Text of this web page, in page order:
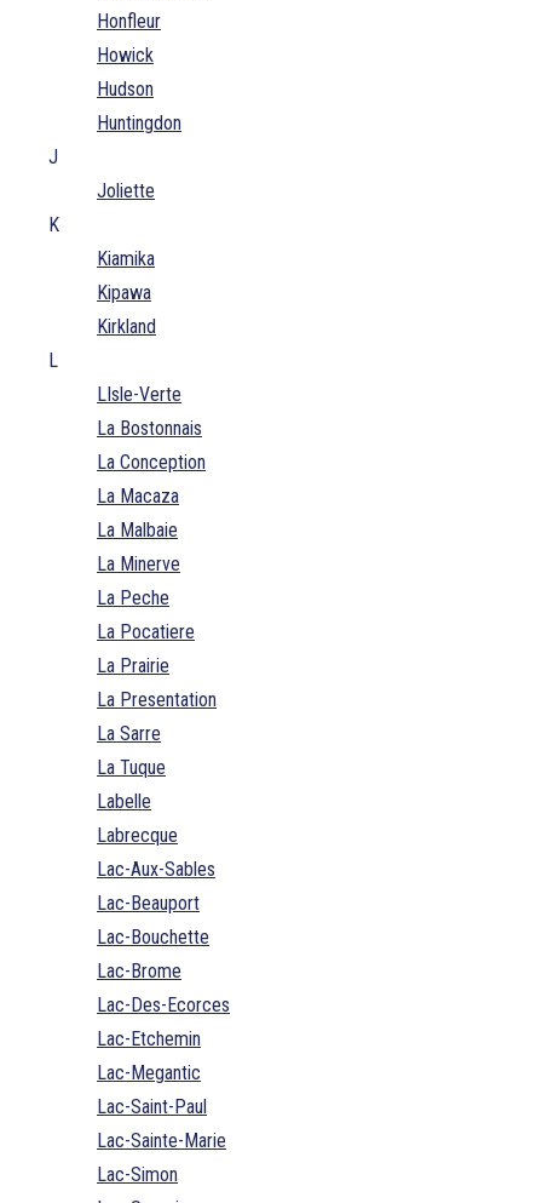
Honfleur
Howick
Hudson
Huntingdon
J
Joliette
K
Kiamika
Kipawa
Kirkland
L
LIsle-Verte
La Bostonnais
La Conception
La Macaza
La Malbaie
La Minerve
La Peche
La Pocatiere
La Prairie
La Presentation
La Sarre
La Tuque
Labelle
Labrecque
Lac-Aux-Sables
Lac-Beauport
Lac-Bouchette
Lac-Brome
Lac-Des-Ecorces
Lac-Etchemin
Lac-Megantic
Lac-Saint-Paul
Lac-Sainte-Marie
Lac-Simon